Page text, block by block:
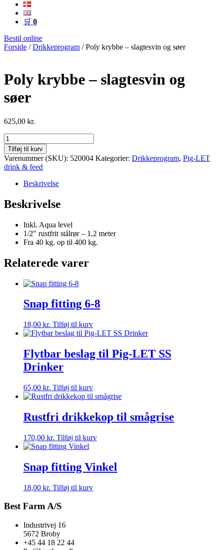
🛒 0
Bestil online
Forside /Drikkeprogram / Poly krybbe – slagtesvin og søer
Poly krybbe – slagtesvin og
søer
625,00 kr.
Poly
krybbe
-
slagtesvin
og
søer
Tilføj til kurv
Varenummer (SKU): 520004 Kategorier: Drikkeprogram, Pig-LET
drink & feed
Beskrivelse
Beskrivelse
Inkl. Aqua level
1/2″ rustfrit stålrør – 1,2 meter
Fra 40 kg. op til 400 kg.
Relaterede varer
Snap fitting 6-8
18,00 kr. Tilføj til kurv
Flytbar beslag til Pig-LET SS
Drinker
65,00 kr. Tilføj til kurv
Rustfri drikkekop til smågrise
170,00 kr. Tilføj til kurv
Snap fitting Vinkel
18,00 kr. Tilføj til kurv
Best Farm A/S
Industrivej 16
5672 Broby
+45 44 18 22 44